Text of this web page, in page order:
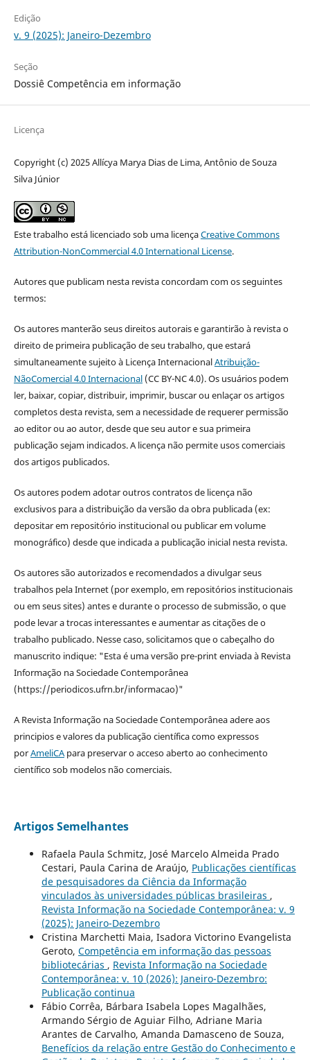
Edição
v. 9 (2025): Janeiro-Dezembro
Seção
Dossiê Competência em informação
Licença
Copyright (c) 2025 Allícya Marya Dias de Lima, Antônio de Souza
Silva Júnior
Este trabalho está licenciado sob uma licençaCreative Commons
Attribution-NonCommercial 4.0 International License.
Autores que publicam nesta revista concordam com os seguintes
termos:
Os autores manterão seus direitos autorais e garantirão à revista o
direito de primeira publicação de seu trabalho, que estará
simultaneamente sujeito à Licença InternacionalAtribuição-
NãoComercial 4.0 Internacional(CC BY-NC 4.0). Os usuários podem
ler, baixar, copiar, distribuir, imprimir, buscar ou enlaçar os artigos
completos desta revista, sem a necessidade de requerer permissão
ao editor ou ao autor, desde que seu autor e sua primeira
publicação sejam indicados. A licença não permite usos comerciais
dos artigos publicados.
Os autores podem adotar outros contratos de licença não
exclusivos para a distribuição da versão da obra publicada (ex:
depositar em repositório institucional ou publicar em volume
monográfico) desde que indicada a publicação inicial nesta revista.
Os autores são autorizados e recomendados a divulgar seus
trabalhos pela Internet (por exemplo, em repositórios institucionais
ou em seus sites) antes e durante o processo de submissão, o que
pode levar a trocas interessantes e aumentar as citações de o
trabalho publicado. Nesse caso, solicitamos que o cabeçalho do
manuscrito indique: "Esta é uma versão pre-print enviada à Revista
Informação na Sociedade Contemporânea
(https://periodicos.ufrn.br/informacao)"
A Revista Informação na Sociedade Contemporânea adere aos
principios e valores da publicação científica como expressos
porAmeliCApara preservar o acceso aberto ao conhecimento
científico sob modelos não comerciais.
Artigos Semelhantes
Rafaela Paula Schmitz, José Marcelo Almeida Prado
Cestari, Paula Carina de Araújo, Publicações científicas
de pesquisadores da Ciência da Informação
vinculados às universidades públicas brasileiras ,
Revista Informação na Sociedade Contemporânea: v. 9
(2025): Janeiro-Dezembro
Cristina Marchetti Maia, Isadora Victorino Evangelista
Geroto, Competência em informação das pessoas
bibliotecárias , Revista Informação na Sociedade
Contemporânea: v. 10 (2026): Janeiro-Dezembro:
Publicação continua
Fábio Corrêa, Bárbara Isabela Lopes Magalhães,
Armando Sérgio de Aguiar Filho, Adriane Maria
Arantes de Carvalho, Amanda Damasceno de Souza,
Benefícios da relação entre Gestão do Conhecimento e